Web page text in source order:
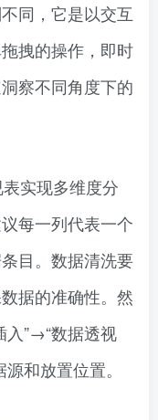
同，它是以交互
拽的操作，即时
察不同角度下的
实现多维度分
每一列代表一个
目。数据清洗要
据的准确性。然
入”→“数据透视
和放置位置。